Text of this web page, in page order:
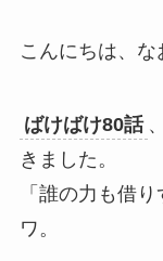
こんにちは、な
ばけばけ80話 、
きました。
「誰の力も借
ワ。